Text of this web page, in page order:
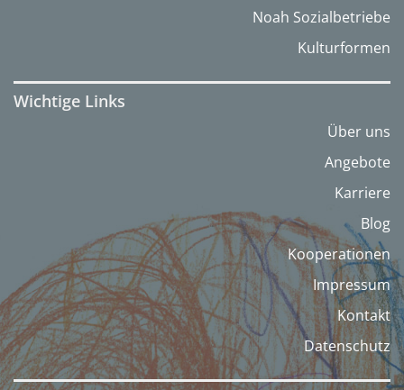
Noah Sozialbetriebe
Kulturformen
Wichtige Links
Über uns
Angebote
Karriere
Blog
Kooperationen
Impressum
Kontakt
Datenschutz